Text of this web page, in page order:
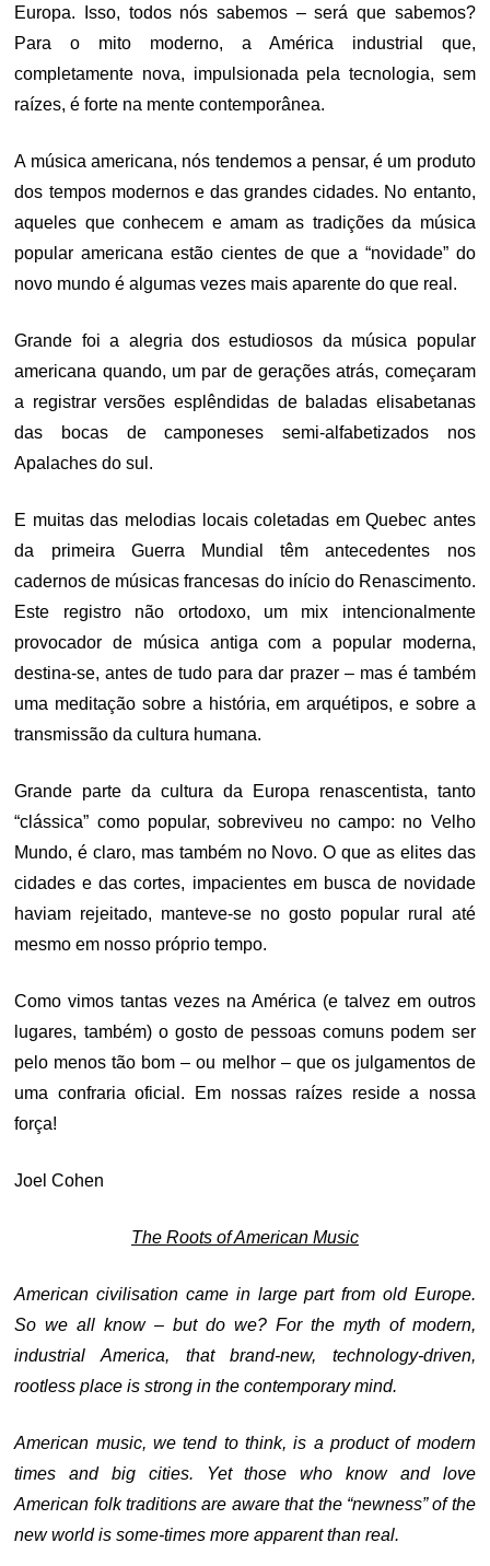
Europa. Isso, todos nós sabemos – será que sabemos?
Para o mito moderno, a América industrial que,
completamente nova, impulsionada pela tecnologia, sem
raízes, é forte na mente contemporânea.
A música americana, nós tendemos a pensar, é um produto
dos tempos modernos e das grandes cidades. No entanto,
aqueles que conhecem e amam as tradições da música
popular americana estão cientes de que a “novidade” do
novo mundo é algumas vezes mais aparente do que real.
Grande foi a alegria dos estudiosos da música popular
americana quando, um par de gerações atrás, começaram
a registrar versões esplêndidas de baladas elisabetanas
das bocas de camponeses semi-alfabetizados nos
Apalaches do sul.
E muitas das melodias locais coletadas em Quebec antes
da primeira Guerra Mundial têm antecedentes nos
cadernos de músicas francesas do início do Renascimento.
Este registro não ortodoxo, um mix intencionalmente
provocador de música antiga com a popular moderna,
destina-se, antes de tudo para dar prazer – mas é também
uma meditação sobre a história, em arquétipos, e sobre a
transmissão da cultura humana.
Grande parte da cultura da Europa renascentista, tanto
“clássica” como popular, sobreviveu no campo: no Velho
Mundo, é claro, mas também no Novo. O que as elites das
cidades e das cortes, impacientes em busca de novidade
haviam rejeitado, manteve-se no gosto popular rural até
mesmo em nosso próprio tempo.
Como vimos tantas vezes na América (e talvez em outros
lugares, também) o gosto de pessoas comuns podem ser
pelo menos tão bom – ou melhor – que os julgamentos de
uma confraria oficial. Em nossas raízes reside a nossa
força!
Joel Cohen
The Roots of American Music
American civilisation came in large part from old Europe.
So we all know – but do we? For the myth of modern,
industrial America, that brand-new, technology-driven,
rootless place is strong in the contemporary mind.
American music, we tend to think, is a product of modern
times and big cities. Yet those who know and love
American folk traditions are aware that the “newness” of the
new world is some-times more apparent than real.